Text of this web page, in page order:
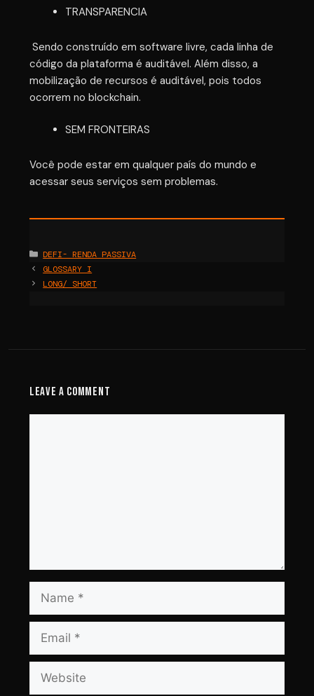
TRANSPARENCIA
Sendo construído em software livre, cada linha de
código da plataforma é auditável. Além disso, a
mobilização de recursos é auditável, pois todos
ocorrem no blockchain.
SEM FRONTEIRAS
Você pode estar em qualquer país do mundo e
acessar seus serviços sem problemas.
Categories
DEFI- RENDA PASSIVA
GLOSSARY I
LONG/ SHORT
Leave a Comment
Name
Email
Website